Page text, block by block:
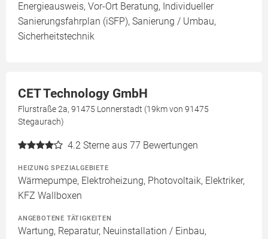
Energieausweis, Vor-Ort Beratung, Individueller
Sanierungsfahrplan (iSFP), Sanierung / Umbau,
Sicherheitstechnik
CET Technology GmbH
Flurstraße 2a, 91475 Lonnerstadt (19km von 91475
Stegaurach)
4.2 Sterne aus 77 Bewertungen
HEIZUNG SPEZIALGEBIETE
Wärmepumpe, Elektroheizung, Photovoltaik, Elektriker,
KFZ Wallboxen
ANGEBOTENE TÄTIGKEITEN
Wartung, Reparatur, Neuinstallation / Einbau,